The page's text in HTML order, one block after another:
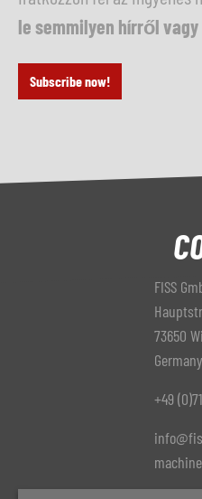
le semmilyen hírről
Subscribe now!
FISS
73650
Germany
+49